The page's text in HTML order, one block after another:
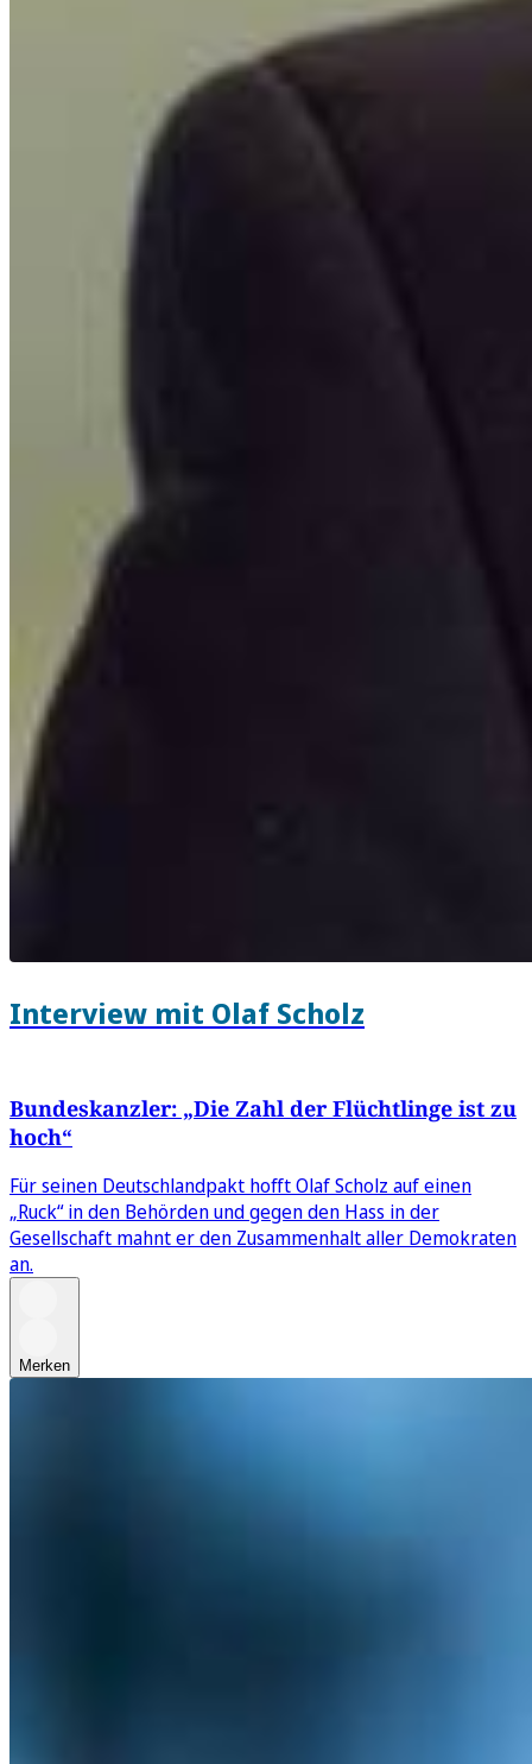
Interview mit Olaf Scholz
Bundeskanzler: „Die Zahl der Flüchtlinge ist zu
hoch“
Für seinen Deutschlandpakt hofft Olaf Scholz auf einen
„Ruck“ in den Behörden und gegen den Hass in der
Gesellschaft mahnt er den Zusammenhalt aller Demokraten
an.
Merken